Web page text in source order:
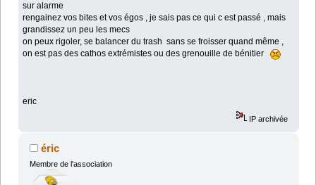
sur alarme
rengainez vos bites et vos égos , je sais pas ce qui c est passé , mais
grandissez un peu les mecs
on peux rigoler, se balancer du trash sans se froisser quand même ,
on est pas des cathos extrémistes ou des grenouille de bénitier
eric
IP archivée
éric
Membre de l'association